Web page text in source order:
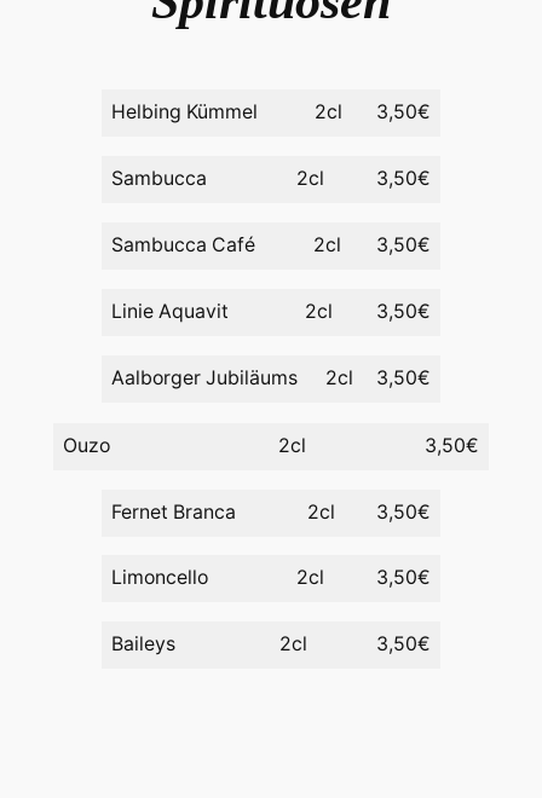
Helbing Kümmel 2cl 3,50€
Sambucca 2cl 3,50€
Sambucca Café 2cl 3,50€
Linie Aquavit 2cl 3,50€
Aalborger Jubiläums 2cl 3,50€
Ouzo 2cl 3,50€
Fernet Branca 2cl 3,50€
Limoncello 2cl 3,50€
Baileys 2cl 3,50€